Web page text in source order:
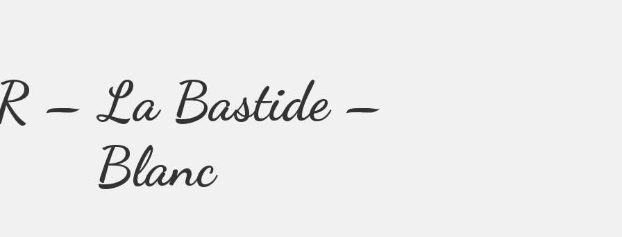
– La Bastide –
Blanc